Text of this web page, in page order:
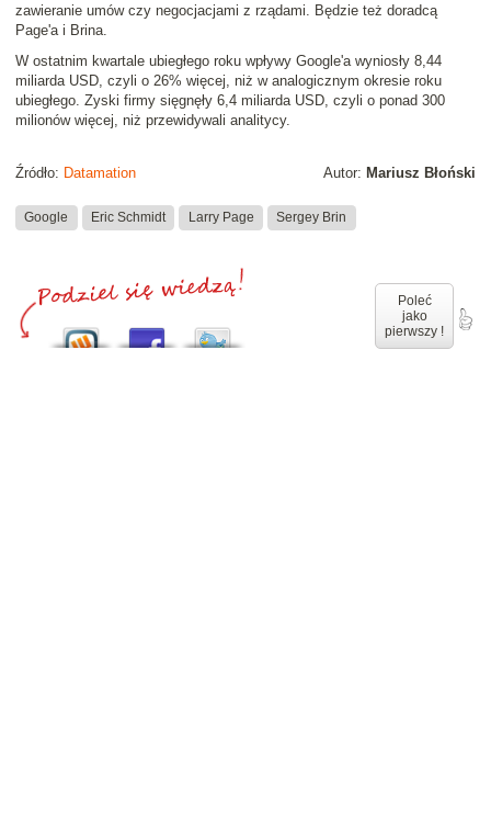
zawieranie umów czy negocjacjami z rządami. Będzie też doradcą
Page'a i Brina.
W ostatnim kwartale ubiegłego roku wpływy Google'a wyniosły 8,44
miliarda USD, czyli o 26% więcej, niż w analogicznym okresie roku
ubiegłego. Zyski firmy sięgnęły 6,4 miliarda USD, czyli o ponad 300
milionów więcej, niż przewidywali analitycy.
Autor: Mariusz Błoński
Źródło: Datamation
Google Eric Schmidt Larry Page Sergey Brin
Poleć
jako
pierwszy !